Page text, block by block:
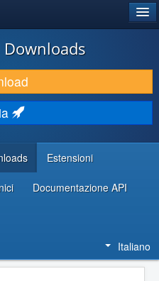
Downloads
Estensioni
Documentazione API
Italiano